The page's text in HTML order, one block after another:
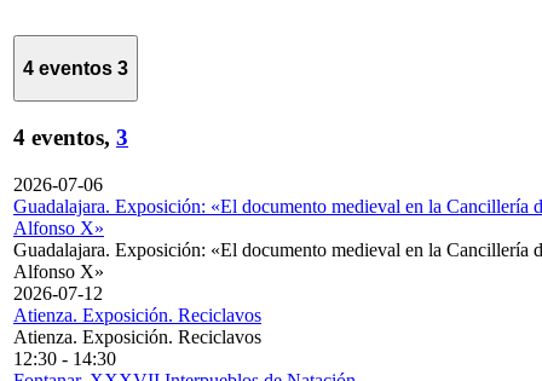
4 eventos 3
4 eventos, 3
2026-07-06
Guadalajara. Exposición: «El documento medieval en la Cancillería
Alfonso X»
Guadalajara. Exposición: «El documento medieval en la Cancillería
Alfonso X»
2026-07-12
Atienza. Exposición. Reciclavos
Atienza. Exposición. Reciclavos
12:30 - 14:30